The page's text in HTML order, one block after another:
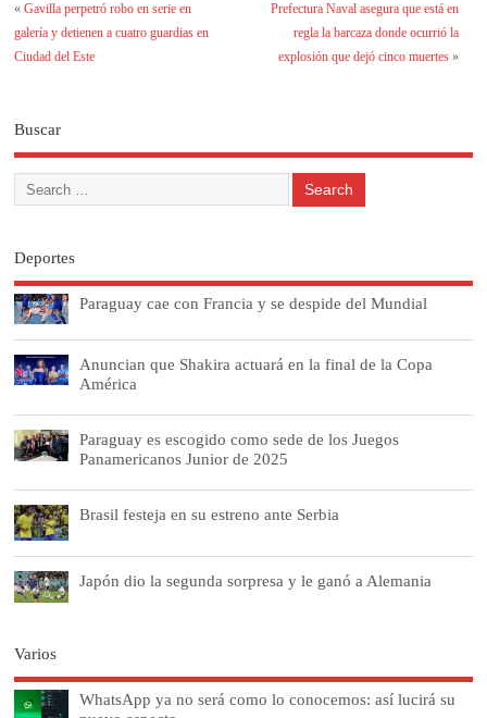
«Gavilla perpetró robo en serie en
galería y detienen a cuatro guardias en
Ciudad del Este
Prefectura Naval asegura que está en
regla la barcaza donde ocurrió la
explosión que dejó cinco muertes»
Buscar
Deportes
Paraguay cae con Francia y se despide del Mundial
Anuncian que Shakira actuará en la final de la Copa
América
Paraguay es escogido como sede de los Juegos
Panamericanos Junior de 2025
Brasil festeja en su estreno ante Serbia
Japón dio la segunda sorpresa y le ganó a Alemania
Varios
WhatsApp ya no será como lo conocemos: así lucirá su